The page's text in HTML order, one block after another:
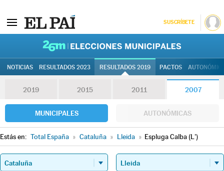
SUSCRÍBETE
NOTICIAS RESULTADOS 2023 RESULTADOS 2019 PACTOS
2019 2015 2011 2007
MUNICIPALES AUTONÓMICAS
Estás en: Total España » Cataluña » Lleida » Espluga Calba (L')